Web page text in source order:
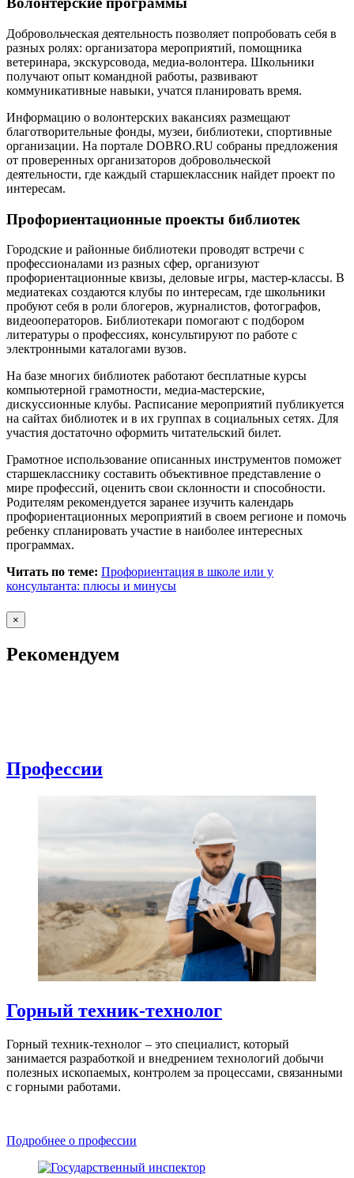
Добровольческая деятельность позволяет попробовать себя в
разных ролях: организатора мероприятий, помощника
ветеринара, экскурсовода, медиа-волонтера. Школьники
получают опыт командной работы, развивают
коммуникативные навыки, учатся планировать время.
Информацию о волонтерских вакансиях размещают
благотворительные фонды, музеи, библиотеки, спортивные
организации. На портале DOBRO.RU собраны предложения
от проверенных организаторов добровольческой
деятельности, где каждый старшеклассник найдет проект по
интересам.
Профориентационные проекты библиотек
Городские и районные библиотеки проводят встречи с
профессионалами из разных сфер, организуют
профориентационные квизы, деловые игры, мастер-классы. В
медиатеках создаются клубы по интересам, где школьники
пробуют себя в роли блогеров, журналистов, фотографов,
видеооператоров. Библиотекари помогают с подбором
литературы о профессиях, консультируют по работе с
электронными каталогами вузов.
На базе многих библиотек работают бесплатные курсы
компьютерной грамотности, медиа-мастерские,
дискуссионные клубы. Расписание мероприятий публикуется
на сайтах библиотек и в их группах в социальных сетях. Для
участия достаточно оформить читательский билет.
Грамотное использование описанных инструментов поможет
старшекласснику составить объективное представление о
мире профессий, оценить свои склонности и способности.
Родителям рекомендуется заранее изучить календарь
профориентационных мероприятий в своем регионе и помочь
ребенку спланировать участие в наиболее интересных
программах.
Читать по теме: Профориентация в школе или у
консультанта: плюсы и минусы
×
Рекомендуем
Профессии
Горный техник-технолог
Горный техник-технолог – это специалист, который
занимается разработкой и внедрением технологий добычи
полезных ископаемых, контролем за процессами, связанными
с горными работами.
Подробнее о профессии